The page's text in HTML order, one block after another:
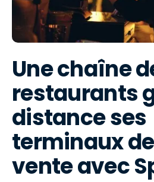
Une chaîne
restaurants
distance ses
terminaux
vente avec